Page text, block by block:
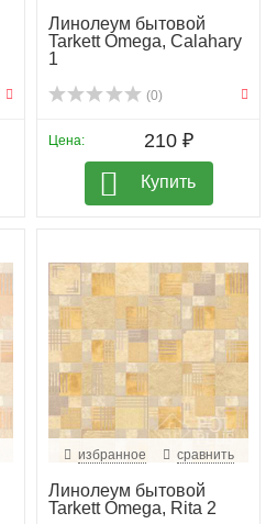
Линолеум бытовой
Tarkett Omega, Calahary
1
(0)
Цена: 210 ₽
Купить
избранное сравнить
Линолеум бытовой
Tarkett Omega, Rita 2